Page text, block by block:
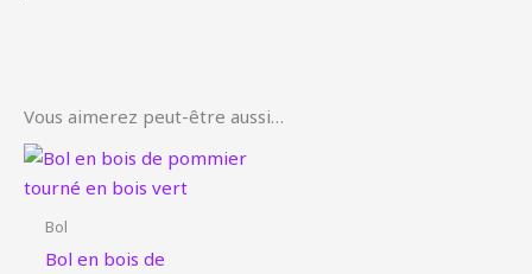
Vous aimerez peut-être aussi…
Bol
Bol en bois de